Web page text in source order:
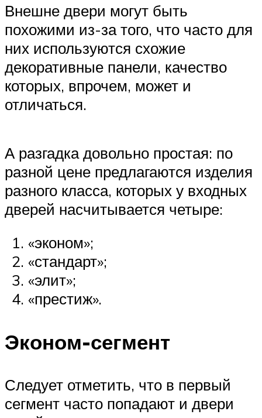
Внешне двери могут быть
похожими из-за того, что часто для
них используются схожие
декоративные панели, качество
которых, впрочем, может и
отличаться.
А разгадка довольно простая: по
разной цене предлагаются изделия
разного класса, которых у входных
дверей насчитывается четыре:
«эконом»;
«стандарт»;
«элит»;
«престиж».
Эконом-сегмент
Следует отметить, что в первый
сегмент часто попадают и двери